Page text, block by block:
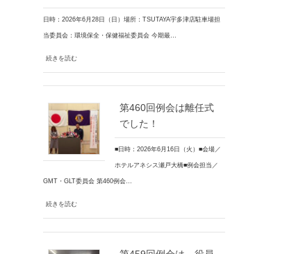
日時：2026年6月28日（日）場所：TSUTAYA宇多津店駐車場担
当委員会：環境保全・保健福祉委員会 今期最…
続きを読む
第460回例会は離任式
でした！
■日時：2026年6月16日（火）■会場／
ホテルアネシス瀬戸大橋■例会担当／
GMT・GLT委員会 第460例会…
続きを読む